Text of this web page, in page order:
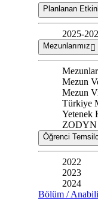
Planlanan
2025-
Mezunlarımız
Mezun
Mezun
Türkiye
Yetenek
ZODYN
Öğrenci
2022
2023
2024
Bölüm /